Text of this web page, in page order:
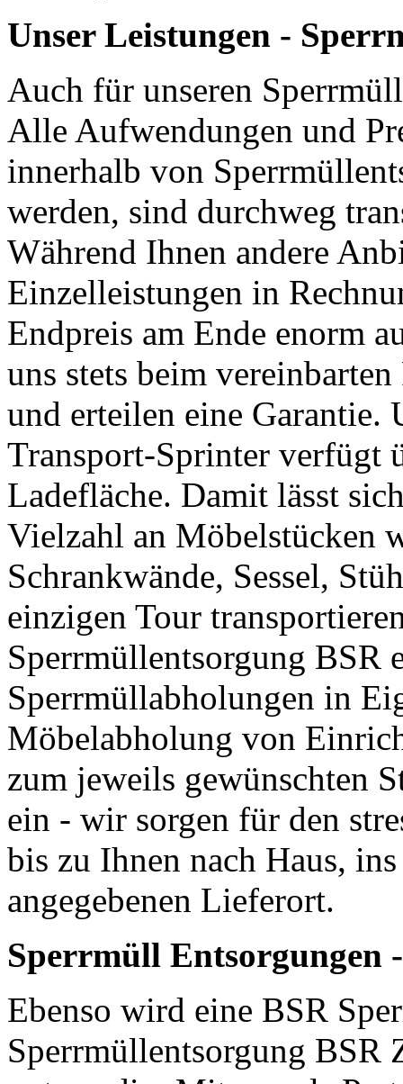
Unser Leistungen -
Auch für unseren
Alle Aufwendungen und
innerhalb von
werden, sind durchweg
Während Ihnen andere
Einzelleistungen in
Endpreis am Ende enorm
uns stets beim
und erteilen eine Garantie.
Transport-Sprinter verfügt
Ladefläche. Damit lässt
Vielzahl an Möbelstücken
Schrankwände, Sessel,
einzigen Tour
Sperrmüllentsorgung BSR
Sperrmüllabholungen in
Möbelabholung von
zum jeweils gewünschten
ein - wir sorgen für den
bis zu Ihnen nach Haus,
angegebenen Lieferort.
Sperrmüll Entsorgungen
Ebenso wird eine BSR
Sperrmüllentsorgung BSR